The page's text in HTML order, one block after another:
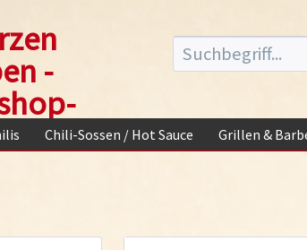
-
Chili-Sossen / Hot Sauce Grillen &